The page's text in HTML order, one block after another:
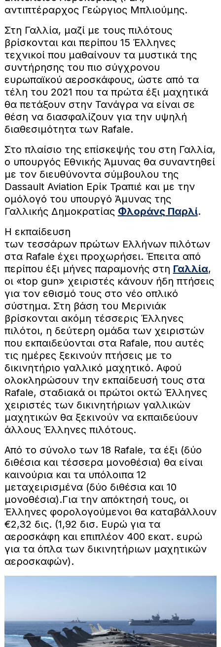
αντιπτέραρχος Γεώργιος Μπλιούμης.
Στη Γαλλία, μαζί με τους πιλότους
βρίσκονται και περίπου 15 Έλληνες
τεχνικοί που μαθαίνουν τα μυστικά της
συντήρησης του πιο σύγχρονου
ευρωπαϊκού αεροσκάφους, ώστε από τα
τέλη του 2021 που τα πρώτα έξι μαχητικά
θα πετάξουν στην Τανάγρα να είναι σε
θέση να διασφαλίζουν για την υψηλή
διαθεσιμότητα των Rafale.
Στο πλαίσιο της επίσκεψής του στη Γαλλία,
ο υπουργός Εθνικής Άμυνας θα συναντηθεί
με τον διευθύνοντα σύμβουλου της
Dassault Aviation Ερίκ Τραπιέ και με την
ομόλογό του υπουργό Άμυνας της
Γαλλικής Δημοκρατίας Φλοράνς Παρλί.
Η εκπαίδευση
των τεσσάρων πρώτων Ελλήνων πιλότων
στα Rafale έχει προχωρήσει. Έπειτα από
περίπου έξι μήνες παραμονής στη Γαλλία,
οι «top gun» χειριστές κάνουν ήδη πτήσεις
για τον εθισμό τους στο νέο οπλικό
σύστημα. Στη βάση του Μερινιάκ
βρίσκονται ακόμη τέσσερις Έλληνες
πιλότοι, η δεύτερη ομάδα των χειριστών
που εκπαιδεύονται στα Rafale, που αυτές
τις ημέρες ξεκινούν πτήσεις με το
δικινητήριο γαλλικό μαχητικό. Αφού
ολοκληρώσουν την εκπαίδευσή τους στα
Rafale, σταδιακά οι πρώτοι οκτώ Έλληνες
χειριστές των δικινητήριων γαλλικών
μαχητικών θα ξεκινούν να εκπαιδεύουν
άλλους Έλληνες πιλότους.
Από το σύνολο των 18 Rafale, τα έξι (δύο
διθέσια και τέσσερα μονοθέσια) θα είναι
καινούρια και τα υπόλοιπα 12
μεταχειρισμένα (δύο διθέσια και 10
μονοθέσια).Για την απόκτησή τους, οι
Έλληνες φορολογούμενοι θα καταβάλλουν
€2,32 δις. (1,92 δισ. Ευρώ για τα
αεροσκάφη και επιπλέον 400 εκατ. ευρώ
για τα όπλα των δικινητήριων μαχητικών
αεροσκαφών).